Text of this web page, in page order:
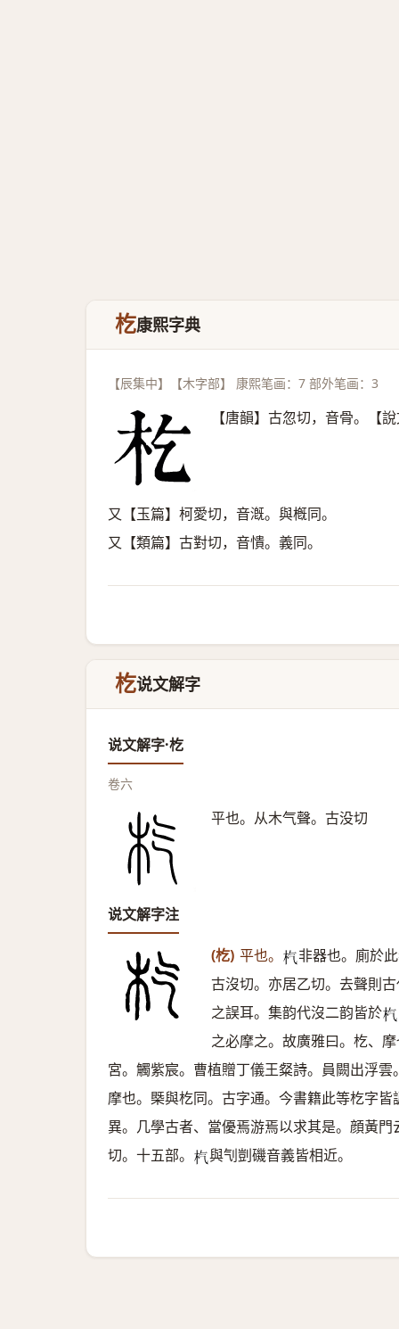
杚康熙字典
【辰集中】【木字部】 康熙笔画：7 部外笔画：3
【唐韻】古忽切，音骨。【
又【玉篇】柯愛切，音漑。與槪同。
又【類篇】古對切，音憒。義同。
杚说文解字
说文解字·杚
卷六
平也。从木气聲。古没切
说文解字注
(杚) 平也。 𣏙 非器也。廁於
古沒切。亦居乙切。去聲則
之誤耳。集韵代沒二韵皆於𣏙
之必摩之。故廣雅曰。杚、
宮。觸紫宸。曹植贈丁儀王粲詩。員闕出浮
摩也。槩與杚同。古字通。今書籍此等杚字皆
異。几學古者、當優焉游焉以求其是。顔黃
切。十五部。 𣏙 與刏剴磯音義皆相近。